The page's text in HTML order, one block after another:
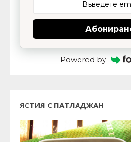
Powered by
ЯСТИЯ С ПАТЛАДЖАН